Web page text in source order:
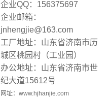
企业QQ：156375697
企业邮箱：
jnhengjie@163.com
工厂地址：山东省济南市历
城区桃园村（工业园）
办公地址：山东省济南市世
纪大道15612号
网址： www.hjhanjie.com